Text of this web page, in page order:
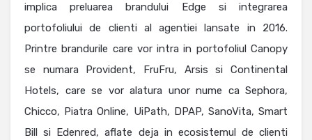
implica preluarea brandului Edge si integrarea
portofoliului de clienti al agentiei lansate in 2016.
Printre brandurile care vor intra in portofoliul Canopy
se numara Provident, FruFru, Arsis si Continental
Hotels, care se vor alatura unor nume ca Sephora,
Chicco, Piatra Online, UiPath, DPAP, SanoVita, Smart
Bill si Edenred, aflate deja in ecosistemul de clienti